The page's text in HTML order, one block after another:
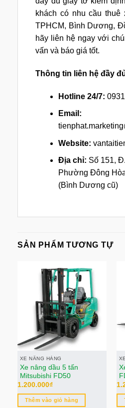
khách có nhu cầu thuê
TPHCM, Bình Dương,
hãy liên hệ ngay với
vấn và báo giá tốt.
Thông tin liên hệ đầy
Hotline 24/7:
Email:
Website:
Địa chỉ: Số 151,
Phường Đông
(Bình Dương cũ)
SẢN PHẨM TƯƠNG TỰ
XE NÂNG HÀNG
Xe nâng dầu 5 tấn
Mitsubishi FD50
1.200.000₫
Thêm vào giỏ hàng